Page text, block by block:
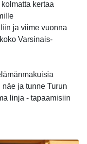
kertaa
ja viime vuonna
Varsinais-
ja tunne Turun
linja - tapaamisiin